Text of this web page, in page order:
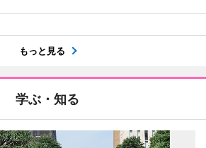
もっと見る
学ぶ・知る